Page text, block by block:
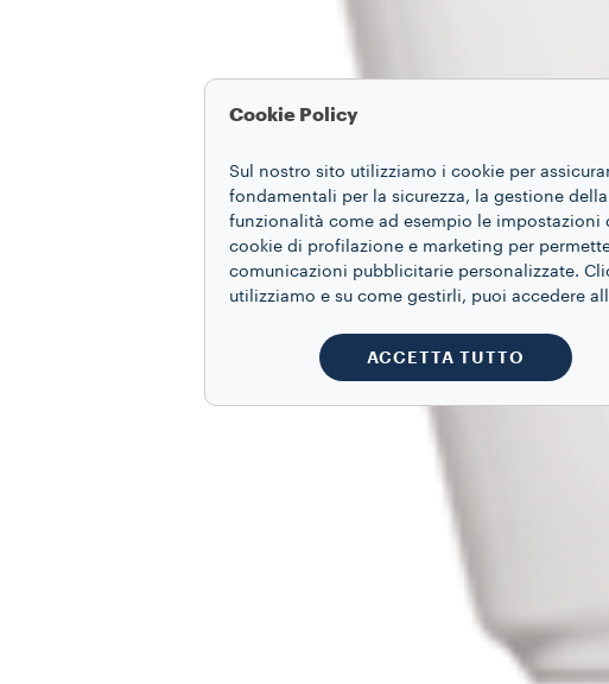
Cookie Policy
Sul nostro sito utilizziamo i cookie per
fondamentali per la sicurezza, la gestione
funzionalità come ad esempio le
cookie di profilazione e marketing per
comunicazioni pubblicitarie personalizzate.
utilizziamo e su come gestirli, puoi accedere
ACCETTA TUTTO